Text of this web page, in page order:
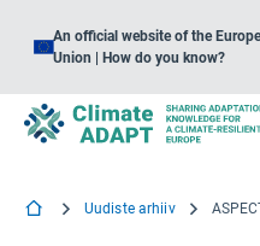
An official website of the
Union | How do you know?
Uudiste arhiiv